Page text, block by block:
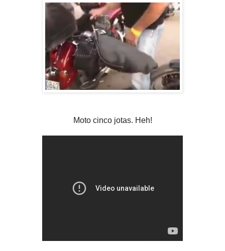
Moto cinco jotas. Heh!